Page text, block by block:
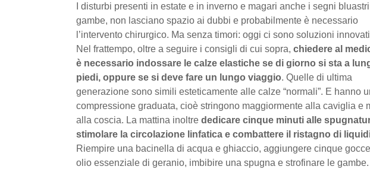
I disturbi presenti in estate e in inverno e magari anche i segni
gambe, non lasciano spazio ai dubbi e probabilmente è necessario
l’intervento chirurgico. Ma senza timori: oggi ci sono soluzioni
Nel frattempo, oltre a seguire i consigli di cui sopra, chiedere al
è necessario indossare le calze elastiche se di giorno si sta a
piedi, oppure se si deve fare un lungo viaggio. Quelle di ultima
generazione sono simili esteticamente alle calze “normali”. E hanno
compressione graduata, cioè stringono maggiormente alla caviglia e
alla coscia. La mattina inoltre dedicare cinque minuti alle
stimolare la circolazione linfatica e combattere il ristagno di
Riempire una bacinella di acqua e ghiaccio, aggiungere cinque
olio essenziale di geranio, imbibire una spugna e strofinare le